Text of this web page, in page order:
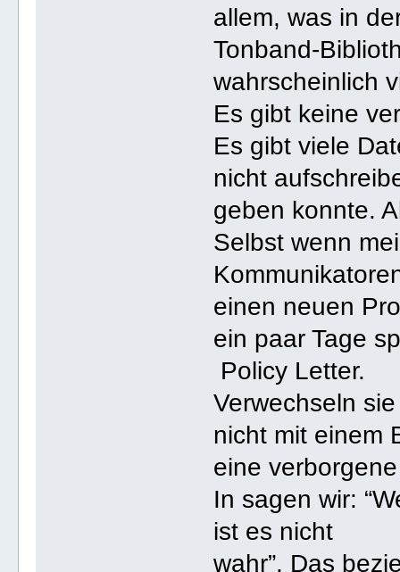
allem, was in
Tonband-
wahrscheinlich
Es gibt keine
Es gibt viele
nicht
geben konnte.
Selbst wenn
einen neuen
ein paar Tage
Policy Letter.
Verwechseln
nicht mit einem
eine
In sagen wir:
ist es nicht
wahr”. Das